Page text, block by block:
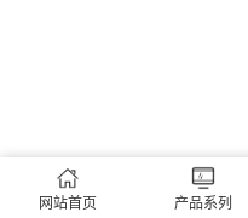
网站首页 产品系列